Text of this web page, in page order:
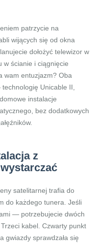
patrzycie na
wijących się od okna
dołożyć telewizor w
w ścianie i ciągnięcie
wam entuzjazm? Oba
Unicable II,
instalacje
bez dodatkowych
z
satelitarnej trafia do
do każdego tunera. Jeśli
— potrzebujecie dwóch
kabel. Czwarty punkt
gwiazdy sprawdzała się